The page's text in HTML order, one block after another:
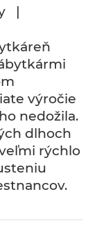
|
výročie
nedožila.
dlhoch
rýchlo